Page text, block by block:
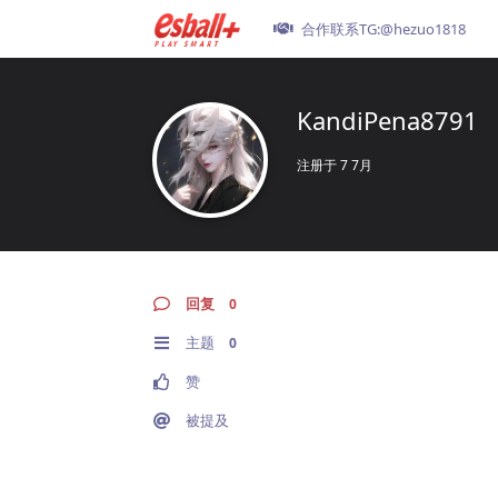
合作联系TG:@hezuo1818
KandiPena8791
注册于7 7月
回复 0
主题 0
赞
被提及